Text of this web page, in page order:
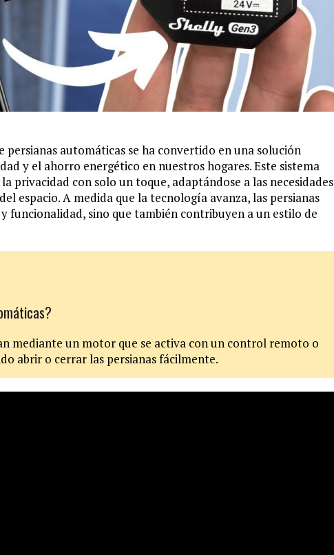
automáticas se ha convertido en una solución
y el ahorro energético en nuestros hogares. Este sistema
privacidad con solo un toque, adaptándose a las necesidades
espacio. A medida que la tecnología avanza, las persianas
funcionalidad, sino que también contribuyen a un estilo de
mediante un motor que se activa con un control remoto o
abrir o cerrar las persianas fácilmente.